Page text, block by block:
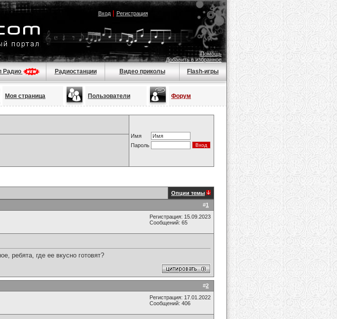
Вход| Регистрация
Помощь
Добавить в избранное
Радио Радиостанции Видео приколы Flash-игры
Моя страница Пользователи Форум
Имя
Пароль
Опции темы
#1
Регистрация: 15.09.2023
Сообщений: 65
ребята, где ее вкусно готовят?
#2
Регистрация: 17.01.2022
Сообщений: 406